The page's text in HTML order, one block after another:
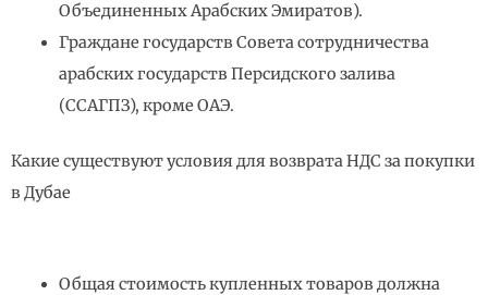
Объединенных Арабских Эмиратов).
Граждане государств Совета сотрудничества
арабских государств Персидского залива
(ССАГПЗ), кроме ОАЭ.
Какие существуют условия для возврата НДС за покупки
в Дубае
Общая стоимость купленных товаров должна